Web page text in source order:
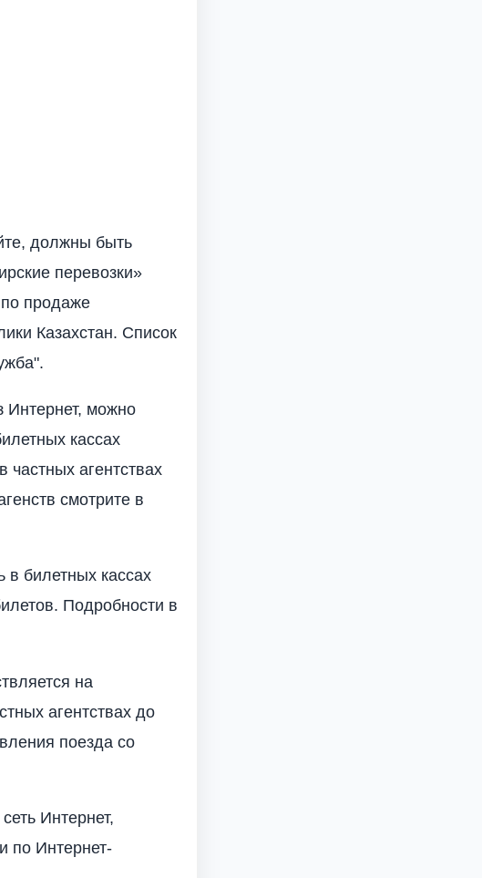
должны быть
перевозки»
по продаже
Казахстан. Список
можно
кассах
агентствах
смотрите в
билетных кассах
Подробности в
на
агентствах до
поезда со
Интернет,
по Интернет-